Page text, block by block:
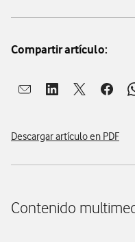
Compartir artículo:
Abrir ventana para
Abrir ventana para
Abrir Abrir
Descargar artículo en PDF
Contenido